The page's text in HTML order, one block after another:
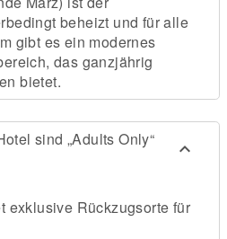
beheizt und für alle
gibt es ein modernes
das ganzjährig
bietet.
sind „Adults Only“
exklusive Rückzugsorte für